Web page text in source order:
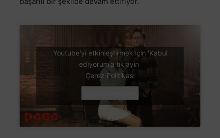
Youtube'yi etkinleştirmek için 'Kabul
ediyorum'a tıklayın
Çerez Politikası